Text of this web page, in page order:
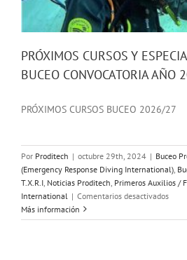
PRÓXIMOS CURSOS Y
BUCEO CONVOCATORIA AÑO
PRÓXIMOS CURSOS BUCEO 2026/27
Por Proditech | octubre 29th, 2024 | Buceo
(Emergency Response Diving International)
T.X.R.I Noticias Proditech Primeros Auxilios /
International | Comentarios desactivadosen
Más información